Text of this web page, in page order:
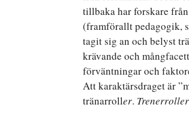
tillbaka har forskare
(framförallt pedagogik,
tagit sig an och belyst
krävande och
förväntningar och
Att karaktärsdraget är
tränarroller. Trenerroller